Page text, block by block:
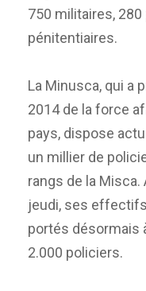
750 militaires,
pénitentiaires.
La Minusca, qui a
2014 de la force
pays, dispose
un millier de
rangs de la Misca.
jeudi, ses
portés désormais
2.000 policiers.